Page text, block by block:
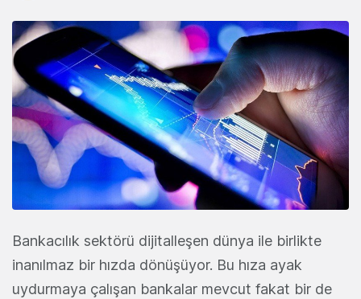
Bankacılık sektörü dijitalleşen dünya ile birlikte
inanılmaz bir hızda dönüşüyor. Bu hıza ayak
uydurmaya çalışan bankalar mevcut fakat bir de